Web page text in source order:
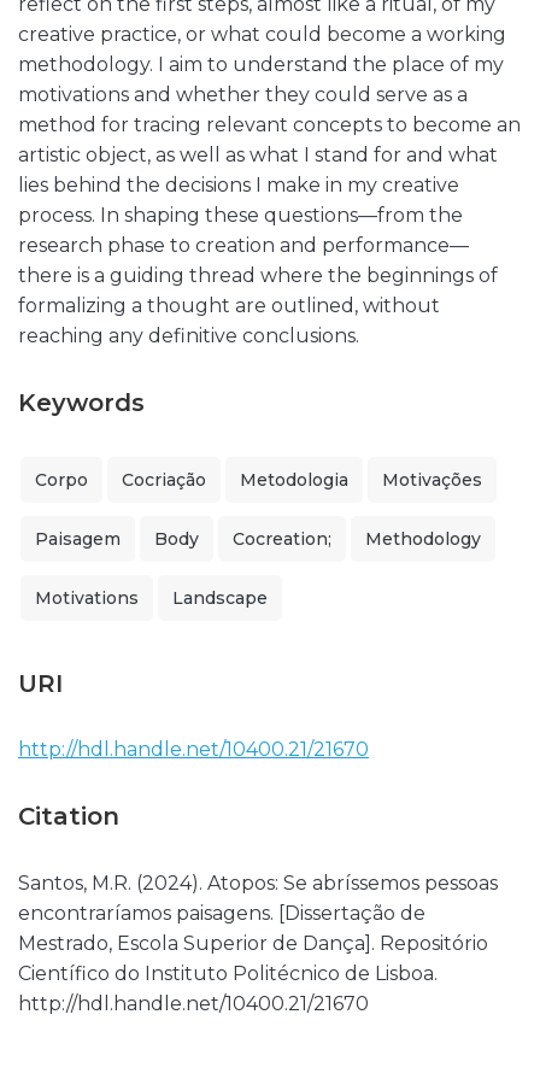
creative practice, or what could become a working
methodology. I aim to understand the place of my
motivations and whether they could serve as a
method for tracing relevant concepts to become an
artistic object, as well as what I stand for and what
lies behind the decisions I make in my creative
process. In shaping these questions—from the
research phase to creation and performance—
there is a guiding thread where the beginnings of
formalizing a thought are outlined, without
reaching any definitive conclusions.
Keywords
Corpo Cocriação Metodologia Motivações
Paisagem Body Cocreation; Methodology
Motivations Landscape
URI
http://hdl.handle.net/10400.21/21670
Citation
Santos, M.R. (2024). Atopos: Se abríssemos pessoas
encontraríamos paisagens. [Dissertação de
Mestrado, Escola Superior de Dança]. Repositório
Científico do Instituto Politécnico de Lisboa.
http://hdl.handle.net/10400.21/21670